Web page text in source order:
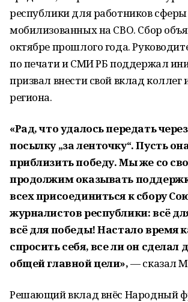
республики для работников
мобилизованных на СВО. Сбор
октябре прошлого года.
по печати и СМИ РБ поддержал
призвал внести свой вклад коллег
региона.
«Рад, что удалось передать
посылку „за ленточку“. Пусть
приблизить победу. Мы же со
продолжим оказывать
всех присоединиться к сбору
журналистов республики: всё
всё для победы! Настало время
спросить себя, все ли он сделал
общей главной цели»,— сказал
Решающий вклад внёс Народный